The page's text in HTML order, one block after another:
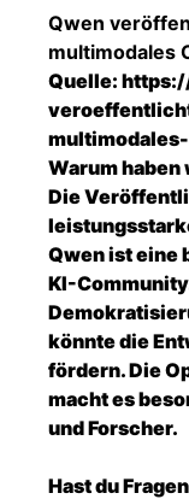
Qwen
multimodales
Quelle:
Warum
Die
Qwen ist eine
KI-
könnte die
fördern. Die
macht es
und Forscher.
Hast du